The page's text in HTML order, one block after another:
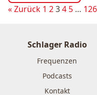
Beiträge
« Zurück 1 234 5 … 126
Schlager Radio
Frequenzen
Podcasts
Kontakt